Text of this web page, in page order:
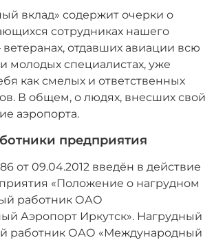
вклад» содержит очерки о
сотрудниках нашего
отдавших авиации всю
молодых специалистах, уже
как смелых и ответственных
В общем, о людях, внесших свой
аэропорта.
предприятия
от 09.04.2012 введён в действие
«Положение о нагрудном
работник ОАО
Аэропорт Иркутск». Нагрудный
работник ОАО «Международный